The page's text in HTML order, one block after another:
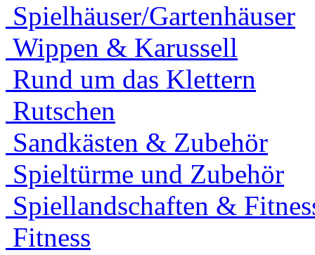
Spielhäuser/Gartenhäuser
Wippen & Karussell
Rund um das Klettern
Rutschen
Sandkästen & Zubehör
Spieltürme und Zubehör
Spiellandschaften &
Fitness